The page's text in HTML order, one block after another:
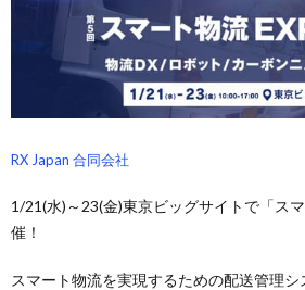
RX Japan 合同会社
1/21(水)～23(金)東京ビッグサイトで「ス
催！
スマート物流を実現するための配送管理